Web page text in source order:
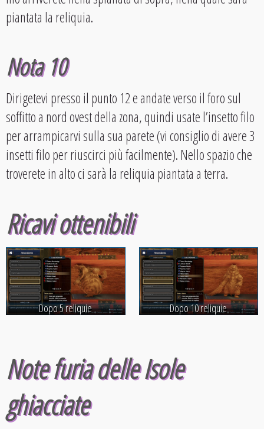
piantata la reliquia.
Nota 10
Dirigetevi presso il punto 12 e andate verso il foro sul
soffitto a nord ovest della zona, quindi usate l’insetto filo
per arrampicarvi sulla sua parete (vi consiglio di avere 3
insetti filo per riuscirci più facilmente). Nello spazio che
troverete in alto ci sarà la reliquia piantata a terra.
Ricavi ottenibili
Dopo 5 reliquie Dopo 10 reliquie
Note furia delle Isole
ghiacciate